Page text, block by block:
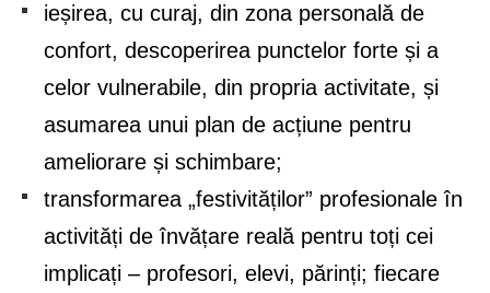
ieșirea, cu curaj, din zona personală de
confort, descoperirea punctelor forte și a
celor vulnerabile, din propria activitate, și
asumarea unui plan de acțiune pentru
ameliorare și schimbare;
transformarea „festivităților” profesionale în
activități de învățare reală pentru toți cei
implicați – profesori, elevi, părinți; fiecare